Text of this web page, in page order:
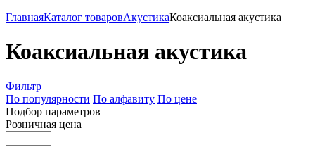
ГлавнаяКаталог товаровАкустикаКоаксиальная акустика
Коаксиальная акустика
Фильтр
По популярности По алфавиту По цене
Подбор параметров
Розничная цена